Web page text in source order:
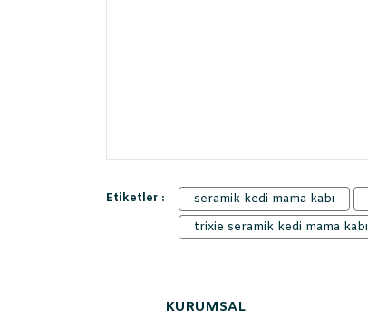
Etiketler : seramik kedi mama kabı
trixie seramik kedi mama kabı
KURUMSAL